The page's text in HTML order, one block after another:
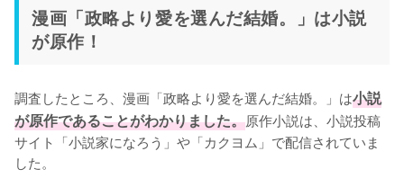
漫画「政略より愛を選んだ結婚。」は小説
が原作！
調査したところ、漫画「政略より愛を選んだ結婚。」は小説
が原作であることがわかりました。原作小説は、小説投稿
サイト「小説家になろう」や「カクヨム」で配信されていま
した。